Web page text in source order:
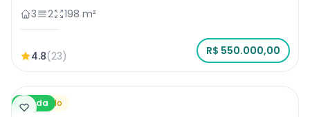
3
2 198 m²
4.8(23) R$ 550.000,00
Venda
Sobrado